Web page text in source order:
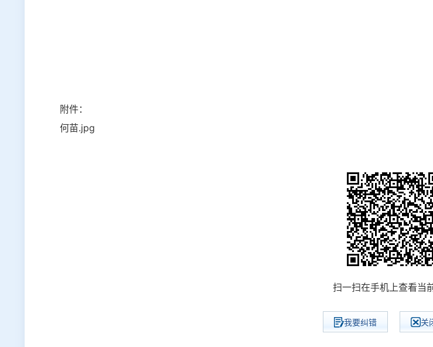
附件：
何苗.jpg
扫一扫在手机上查看当
我要纠错 关